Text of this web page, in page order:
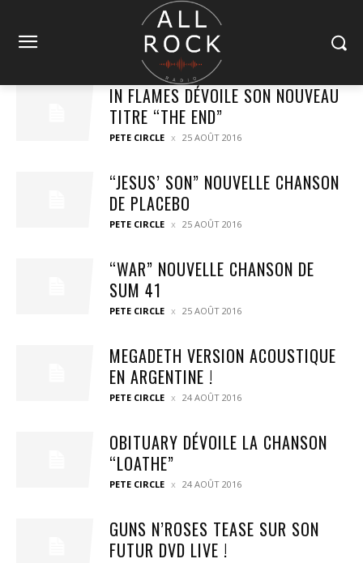
IN FLAMES DÉVOILE SON NOUVEAU
TITRE “THE END”
PETE CIRCLE 25 AOÛT 2016
“JESUS’ SON” NOUVELLE CHANSON
DE PLACEBO
PETE CIRCLE 25 AOÛT 2016
“WAR” NOUVELLE CHANSON DE
SUM 41
PETE CIRCLE 25 AOÛT 2016
MEGADETH VERSION ACOUSTIQUE
EN ARGENTINE !
PETE CIRCLE 24 AOÛT 2016
OBITUARY DÉVOILE LA CHANSON
“LOATHE”
PETE CIRCLE 24 AOÛT 2016
GUNS N’ROSES TEASE SUR SON
FUTUR DVD LIVE !